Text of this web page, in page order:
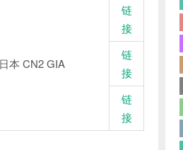
日本 CN2 GIA
链
接
链
接
链
接